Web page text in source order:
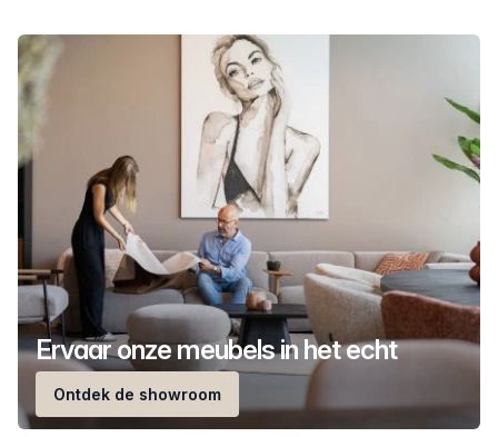
Ervaar onze meubels in het echt
Ontdek de showroom